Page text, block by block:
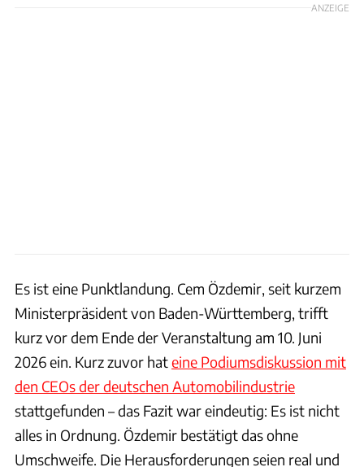
ANZEIGE
Es ist eine Punktlandung. Cem Özdemir, seit kurzem
Ministerpräsident von Baden-Württemberg, trifft
kurz vor dem Ende der Veranstaltung am 10. Juni
2026 ein. Kurz zuvor hateine Podiumsdiskussion mit
den CEOs der deutschen Automobilindustrie
stattgefunden – das Fazit war eindeutig: Es ist nicht
alles in Ordnung. Özdemir bestätigt das ohne
Umschweife. Die Herausforderungen seien real und